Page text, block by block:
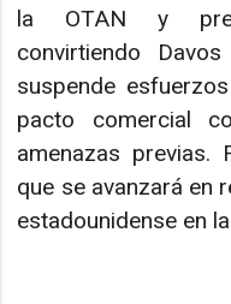
la OTAN y
convirtiendo
suspende
pacto comercial
amenazas previas.
que se avanzará en
estadounidense en